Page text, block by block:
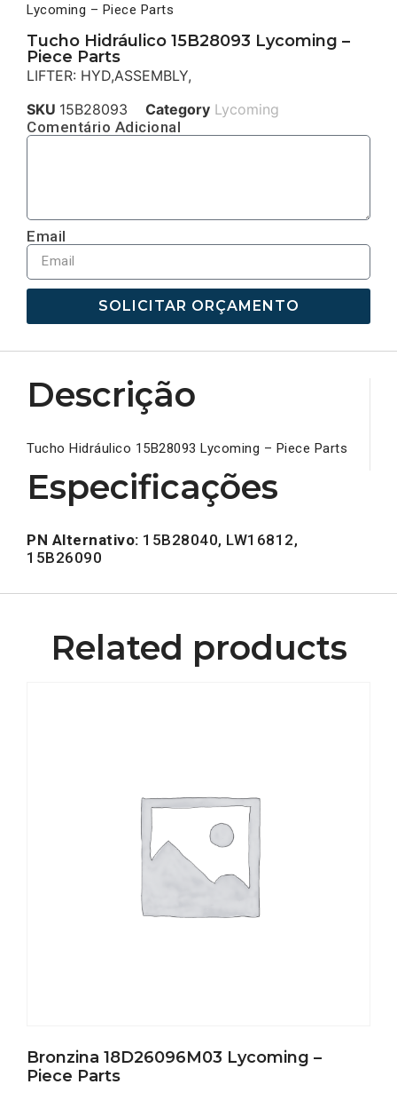
Lycoming – Piece Parts
Tucho Hidráulico 15B28093 Lycoming –
Piece Parts
LIFTER: HYD,ASSEMBLY,
SKU 15B28093 Category Lycoming
Comentário Adicional
Email
SOLICITAR ORÇAMENTO
Descrição
Tucho Hidráulico 15B28093 Lycoming – Piece Parts
Especificações
PN Alternativo: 15B28040, LW16812,
15B26090
Related products
Bronzina 18D26096M03 Lycoming –
Piece Parts